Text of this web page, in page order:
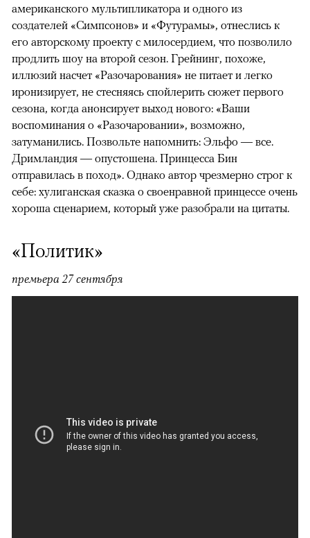
американского мультипликатора и одного из
создателей «Симпсонов» и «Футурамы», отнеслись к
его авторскому проекту с милосердием, что позволило
продлить шоу на второй сезон. Грейнинг, похоже,
иллюзий насчет «Разочарования» не питает и легко
иронизирует, не стесняясь спойлерить сюжет первого
сезона, когда анонсирует выход нового: «Ваши
воспоминания о «Разочаровании», возможно,
затуманились. Позвольте напомнить: Эльфо — все.
Дримландия — опустошена. Принцесса Бин
отправилась в поход». Однако автор чрезмерно строг к
себе: хулиганская сказка о своенравной принцессе очень
хороша сценарием, который уже разобрали на цитаты.
«Политик»
премьера 27 сентября